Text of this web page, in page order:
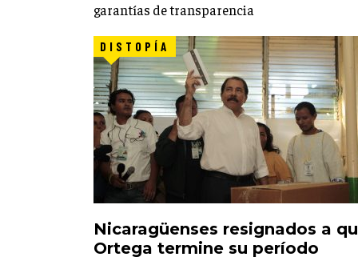
garantías de transparencia
DISTOPÍA
Nicaragüenses resignados a
Ortega termine su período